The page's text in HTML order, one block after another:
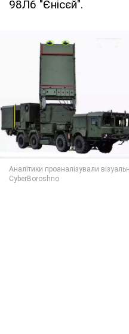
98Л6 "Єнісєй".